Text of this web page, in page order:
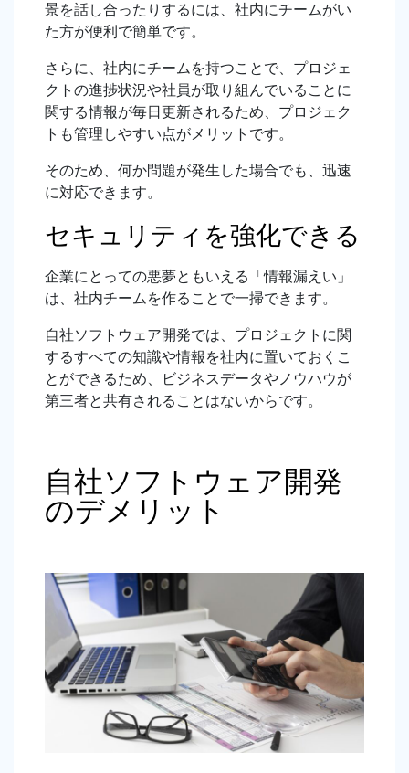
景を話し合ったりするには、社内にチームがい
た方が便利で簡単です。
さらに、社内にチームを持つことで、プロジェ
クトの進捗状況や社員が取り組んでいることに
関する情報が毎日更新されるため、プロジェク
トも管理しやすい点がメリットです。
そのため、何か問題が発生した場合でも、迅速
に対応できます。
セキュリティを強化できる
企業にとっての悪夢ともいえる「情報漏えい」
は、社内チームを作ることで一掃できます。
自社ソフトウェア開発では、プロジェクトに関
するすべての知識や情報を社内に置いておくこ
とができるため、ビジネスデータやノウハウが
第三者と共有されることはないからです。
自社ソフトウェア開発
のデメリット